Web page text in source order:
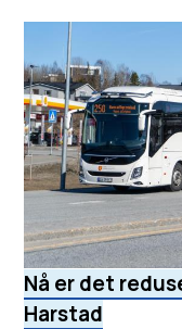
Nå er det
Harstad